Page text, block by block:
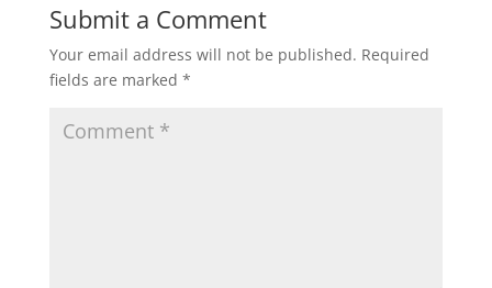
Submit a Comment
Your email address will not be published. Required
fields are marked *